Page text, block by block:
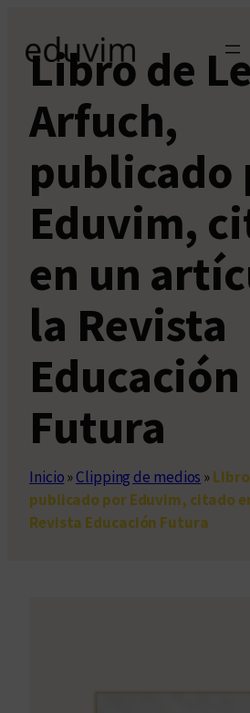
contenido
Libro de
Arfuch,
publicado
Eduvim,
en un
la Revista
Educación
Futura
Inicio»Clipping de medios »
publicado por Eduvim, citado
Revista Educación Futura